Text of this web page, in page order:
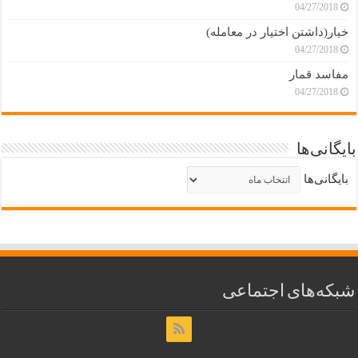
04/27/2018
خیار(داشتن اختیار در معامله)
04/27/2018
مفاسد قمار
04/27/2018
بایگانی‌ها
بایگانی‌ها
شبکه‌های اجتماعی